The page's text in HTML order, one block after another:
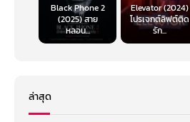
Black Phone 2
(2025) สาย
หลอน...
Elevator (2024)
โปรเจกต์ลิฟต์ติด
รัก...
ล่าสุด